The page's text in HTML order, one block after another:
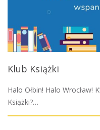
Klub Książki
Halo Ołbin! Halo Wrocław!
Książki?…